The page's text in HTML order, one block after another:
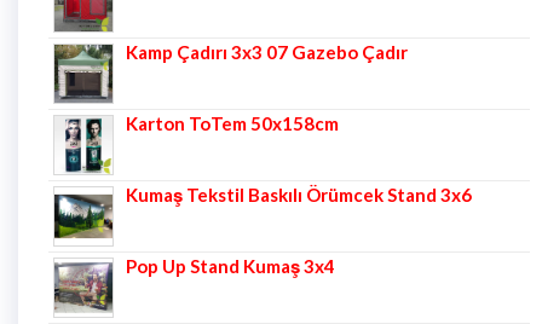
Kamp Çadırı 3x3 07 Gazebo Çadır
Karton ToTem 50x158cm
Kumaş Tekstil Baskılı Örümcek Stand 3x6
Pop Up Stand Kumaş 3x4